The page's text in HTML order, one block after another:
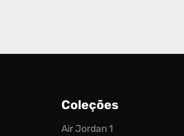
Coleções
Air Jordan 1